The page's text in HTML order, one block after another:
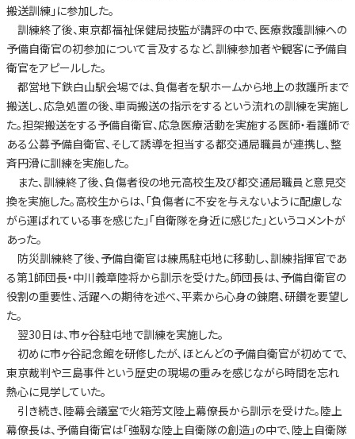
搬送訓練」に参加した。
訓練終了後、東京都福祉保健局技監が講評の中で、医療救護訓練への
予備自衛官の初参加について言及するなど、訓練参加者や観客に予備自
衛官をアピールした。
都営地下鉄白山駅会場では、負傷者を駅ホームから地上の救護所まで
搬送し、応急処置の後、車両搬送の指示をするという流れの訓練を実施し
た。担架搬送をする予備自衛官、応急医療活動を実施する医師・看護師で
ある公募予備自衛官、そして誘導を担当する都交通局職員が連携し、整
斉円滑に訓練を実施した。
また、訓練終了後、負傷者役の地元高校生及び都交通局職員と意見交
換を実施した。高校生からは、「負傷者に不安を与えないように配慮しな
がら運ばれている事を感じた」「自衛隊を身近に感じた」というコメントが
あった。
防災訓練終了後、予備自衛官は練馬駐屯地に移動し、訓練指揮官であ
る第1師団長・中川義章陸将から訓示を受けた。師団長は、予備自衛官の
役割の重要性、活躍への期待を述べ、平素から心身の錬磨、研鑽を要望し
た。
翌30日は、市ヶ谷駐屯地で訓練を実施した。
初めに市ヶ谷記念館を研修したが、ほとんどの予備自衛官が初めてで、
東京裁判や三島事件という歴史の現場の重みを感じながら時間を忘れ
熱心に見学していた。
引き続き、陸幕会議室で火箱芳文陸上幕僚長から訓示を受けた。陸上
幕僚長は、予備自衛官は「強靱な陸上自衛隊の創造」の中で、陸上自衛隊